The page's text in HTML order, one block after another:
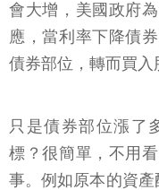
會大增，美國政府
應，當利率下降債
債券部位，轉而買入
只是債券部位漲了
標？很簡單，不用
事。例如原本的資產